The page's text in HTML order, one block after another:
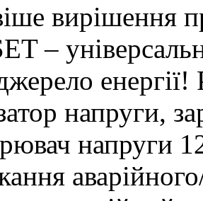
вирішення
–
напруги,
напруги